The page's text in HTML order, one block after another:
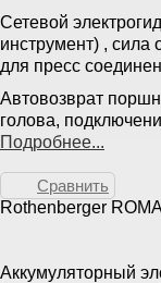
Сетевой
инструмент) ,
для пресс
Автовозврат
голова,
Подробнее...
Сравнить
Rothenberger
Аккумуляторный